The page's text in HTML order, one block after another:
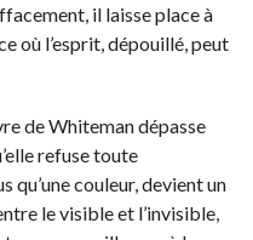
il laisse place à
où l’esprit, dépouillé, peut
de Whiteman dépasse
refuse toute
qu’une couleur, devient un
le visible et l’invisible,